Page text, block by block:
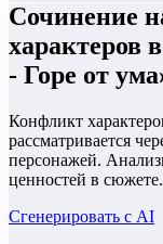
Сочинение
характеров
- Горе от ума
Конфликт
рассматривается
персонажей.
ценностей в сюжете.
Сгенерировать с AI